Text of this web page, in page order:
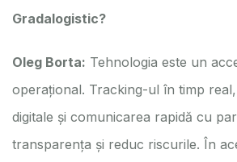
Gradalogistic?
Oleg Borta: Tehnologia este un
operațional. Tracking-ul în timp
digitale și comunicarea rapidă cu
transparența și reduc riscurile. În